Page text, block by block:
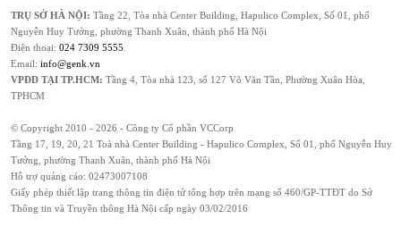
TRỤ SỞ HÀ NỘI: Tầng 22, Tòa nhà Center Building, Hapulico Complex, Số 01, phố
Nguyễn Huy Tưởng, phường Thanh Xuân, thành phố Hà Nội
Điện thoại: 024 7309 5555
Email: info@genk.vn
VPĐD TẠI TP.HCM: Tầng 4, Tòa nhà 123, số 127 Võ Văn Tần, Phường Xuân Hòa,
TPHCM
© Copyright 2010 - 2026 - Công ty Cổ phần VCCorp
Tầng 17, 19, 20, 21 Toà nhà Center Building - Hapulico Complex, Số 01, phố Nguyễn Huy
Tưởng, phường Thanh Xuân, thành phố Hà Nội
Hỗ trợ quảng cáo: 02473007108
Giấy phép thiết lập trang thông tin điện tử tổng hợp trên mạng số 460/GP-TTĐT do Sở
Thông tin và Truyền thông Hà Nội cấp ngày 03/02/2016